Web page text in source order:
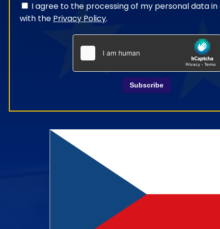
I agree to the processing of my personal data
with the Privacy Policy.
Subscribe